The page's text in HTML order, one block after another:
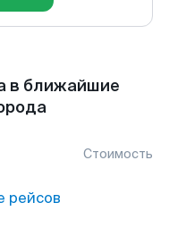
в ближайшие
Стоимость
рейсов